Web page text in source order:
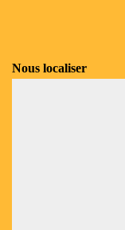
Nous localiser